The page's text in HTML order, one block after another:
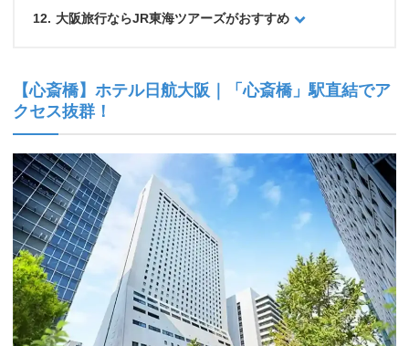
大阪旅行ならJR東海ツアーズがおすすめ
【心斎橋】ホテル日航大阪｜「心斎橋」駅直結でア
クセス抜群！